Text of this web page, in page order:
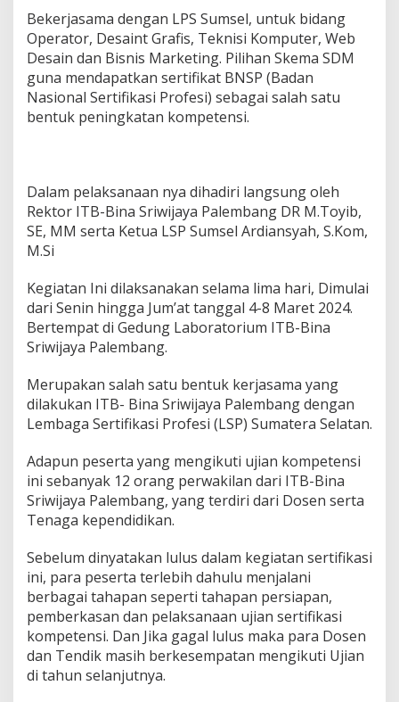
S
u
m
s
e
l
,
B
i
n
r
i
w
i
j
y
a
P
a
e
m
b
a
n
M
n
g
g
e
l
a
r
Bekerjasama dengan LPS Sumsel, untuk bidang
Operator, Desaint Grafis, Teknisi Komputer, Web
Desain dan Bisnis Marketing. Pilihan Skema SDM
guna mendapatkan sertifikat BNSP (Badan
Nasional Sertifikasi Profesi) sebagai salah satu
bentuk peningkatan kompetensi.
Dalam pelaksanaan nya dihadiri langsung oleh
Rektor ITB-Bina Sriwijaya Palembang DR M.Toyib,
SE, MM serta Ketua LSP Sumsel Ardiansyah, S.Kom,
M.Si
Kegiatan Ini dilaksanakan selama lima hari, Dimulai
dari Senin hingga Jum’at tanggal 4-8 Maret 2024.
Bertempat di Gedung Laboratorium ITB-Bina
Sriwijaya Palembang.
Merupakan salah satu bentuk kerjasama yang
dilakukan ITB- Bina Sriwijaya Palembang dengan
Lembaga Sertifikasi Profesi (LSP) Sumatera Selatan.
Adapun peserta yang mengikuti ujian kompetensi
ini sebanyak 12 orang perwakilan dari ITB-Bina
Sriwijaya Palembang, yang terdiri dari Dosen serta
Tenaga kependidikan.
Sebelum dinyatakan lulus dalam kegiatan sertifikasi
ini, para peserta terlebih dahulu menjalani
berbagai tahapan seperti tahapan persiapan,
pemberkasan dan pelaksanaan ujian sertifikasi
kompetensi. Dan Jika gagal lulus maka para Dosen
dan Tendik masih berkesempatan mengikuti Ujian
di tahun selanjutnya.